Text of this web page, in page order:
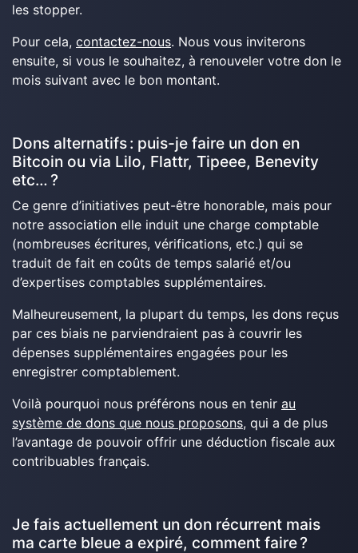
les stopper.
Pour cela, contactez-nous. Nous vous inviterons
ensuite, si vous le souhaitez, à renouveler votre don le
mois suivant avec le bon montant.
Dons alternatifs : puis-je faire un don en
Bitcoin ou via Lilo, Flattr, Tipeee, Benevity
etc… ?
Ce genre d’initiatives peut-être honorable, mais pour
notre association elle induit une charge comptable
(nombreuses écritures, vérifications, etc.) qui se
traduit de fait en coûts de temps salarié et/ou
d’expertises comptables supplémentaires.
Malheureusement, la plupart du temps, les dons reçus
par ces biais ne parviendraient pas à couvrir les
dépenses supplémentaires engagées pour les
enregistrer comptablement.
Voilà pourquoi nous préférons nous en tenir au
système de dons que nous proposons, qui a de plus
l’avantage de pouvoir offrir une déduction fiscale aux
contribuables français.
Je fais actuellement un don récurrent mais
ma carte bleue a expiré, comment faire ?